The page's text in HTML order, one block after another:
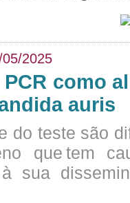
05/2025
PCR como
auris
do teste são
que tem
sua